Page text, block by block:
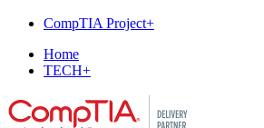
CompTIA Project+
Home
TECH+